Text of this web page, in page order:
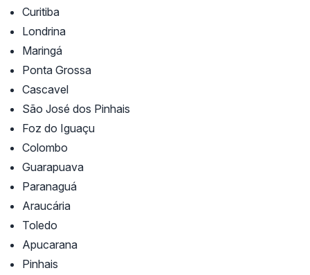
Curitiba
Londrina
Maringá
Ponta Grossa
Cascavel
São José dos Pinhais
Foz do Iguaçu
Colombo
Guarapuava
Paranaguá
Araucária
Toledo
Apucarana
Pinhais